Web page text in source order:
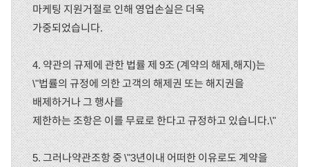
마케팅 지원거절로 인해 영업손실은 더욱
가중되었습니다.
4. 약관의 규제에 관한 법률 제 9조 (계약의 해제,해지)는
\"법률의 규정에 의한 고객의 해제권 또는 해지권을
배제하거나 그 행사를
제한하는 조항은 이를 무료로 한다고 규정하고 있습니다.\"
5. 그러나약관조항 중 \"3년이내 어떠한 이유로도 계약을